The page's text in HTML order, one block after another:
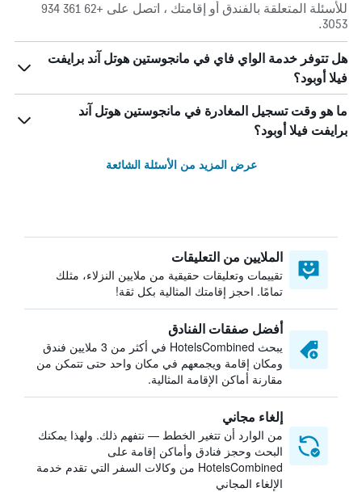
للأسئلة المتعلقة بالفندق أو إقامتك ، اتصل على +62 361 934
3053.
هل تتوفر خدمة الواي فاي في مانجوستين هوتل آند برايفت
فيلا أوبود؟
ما هو وقت تسجيل المغادرة في مانجوستين هوتل آند
برايفت فيلا أوبود؟
عرض المزيد من الأسئلة الشائعة
الملايين من التعليقات
تقييمات وتعليقات حقيقية من ملايين النزلاء، مثلك
تمامًا. احجز إقامتك المثالية بكل ثقة!
أفضل صفقات الفنادق
يبحث HotelsCombined في أكثر من 3 ملايين فندق
ومكان إقامة ويجمعهم في مكان واحد حتى تتمكن من
مقارنة أماكن الإقامة المثالية.
إلغاء مجاني
من الوارد أن تتغير الخطط — نتفهم ذلك. ولهذا يمكنك
البحث وحجز فنادق وأماكن إقامة على
HotelsCombined من وكالات السفر التي تقدم خدمة
الإلغاء المجاني